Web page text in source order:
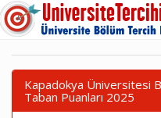
Kapadokya Üniversitesi
Taban Puanları 2025